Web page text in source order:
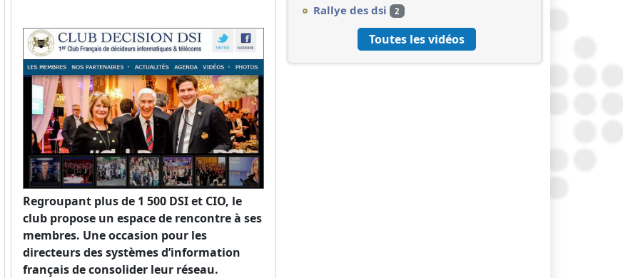
Regroupant plus de 1 500 DSI et CIO, le
club propose un espace de rencontre à ses
membres. Une occasion pour les
directeurs des systèmes d’information
français de consolider leur réseau.
Rallye des dsi 2
Toutes les vidéos